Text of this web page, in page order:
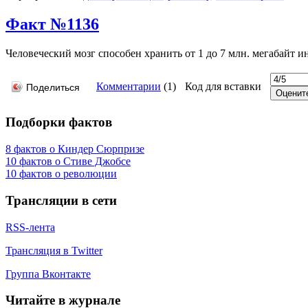
Факт №1136
Человеческий мозг способен хранить от 1 до 7 млн. мегабайт
Поделиться Комментарии (1) Код для вставки
Подборки фактов
8 фактов о Киндер Сюрпризе
10 фактов о Стиве Джобсе
10 фактов о революции
Трансляции в сети
RSS-лента
Трансляция в Twitter
Группа Вконтакте
Читайте в журнале